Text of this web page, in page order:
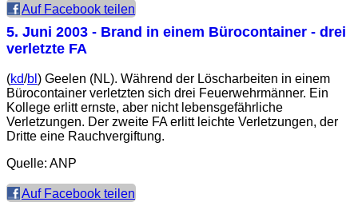
Auf Facebook teilen
5. Juni 2003 - Brand in einem Bürocontainer - drei
verletzte FA
(kd/bl ) Geelen (NL). Während der Löscharbeiten in einem
Bürocontainer verletzten sich drei Feuerwehrmänner. Ein
Kollege erlitt ernste, aber nicht lebensgefährliche
Verletzungen. Der zweite FA erlitt leichte Verletzungen, der
Dritte eine Rauchvergiftung.
Quelle: ANP
Auf Facebook teilen